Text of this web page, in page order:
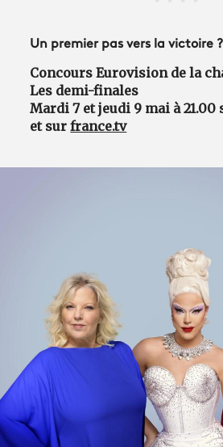
Un premier pas vers la victoire ?
Concours Eurovision de la
Les demi-finales
Mardi 7 et jeudi 9 mai à 21.00
et surfrance.tv